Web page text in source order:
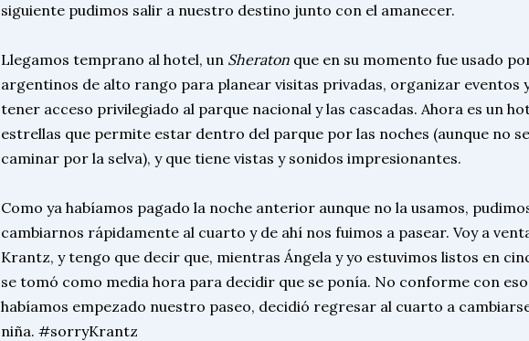
siguiente pudimos salir a nuestro destino junto con el amanecer.
Llegamos temprano al hotel, un Sheraton que en su momento fue usado
argentinos de alto rango para planear visitas privadas, organizar eventos
tener acceso privilegiado al parque nacional y las cascadas. Ahora es un
estrellas que permite estar dentro del parque por las noches (aunque no
caminar por la selva), y que tiene vistas y sonidos impresionantes.
Como ya habíamos pagado la noche anterior aunque no la usamos,
cambiarnos rápidamente al cuarto y de ahí nos fuimos a pasear. Voy a
Krantz, y tengo que decir que, mientras Ángela y yo estuvimos listos en
se tomó como media hora para decidir que se ponía. No conforme con
habíamos empezado nuestro paseo, decidió regresar al cuarto a
niña. #sorryKrantz